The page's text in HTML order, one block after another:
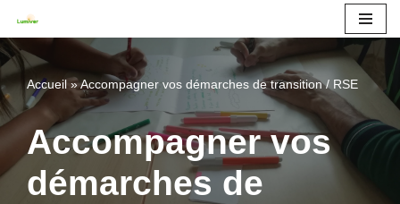
Aller
au
contenu
Accueil »Accompagner vos démarches de transition / RSE
Accompagner vos
démarches de